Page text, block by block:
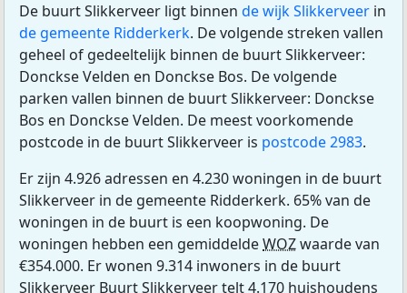
De buurt Slikkerveer ligt binnen de wijk Slikkerveer in
de gemeente Ridderkerk. De volgende streken vallen
geheel of gedeeltelijk binnen de buurt Slikkerveer:
Donckse Velden en Donckse Bos. De volgende
parken vallen binnen de buurt Slikkerveer: Donckse
Bos en Donckse Velden. De meest voorkomende
postcode in de buurt Slikkerveer is postcode 2983.
Er zijn 4.926 adressen en 4.230 woningen in de buurt
Slikkerveer in de gemeente Ridderkerk. 65% van de
woningen in de buurt is een koopwoning. De
woningen hebben een gemiddeldeWOZwaarde van
€354.000. Er wonen 9.314 inwoners in de buurt
Slikkerveer Buurt Slikkerveer telt 4.170 huishoudens